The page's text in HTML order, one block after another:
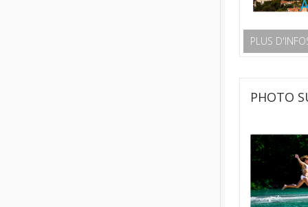
PLUS
PHOTO